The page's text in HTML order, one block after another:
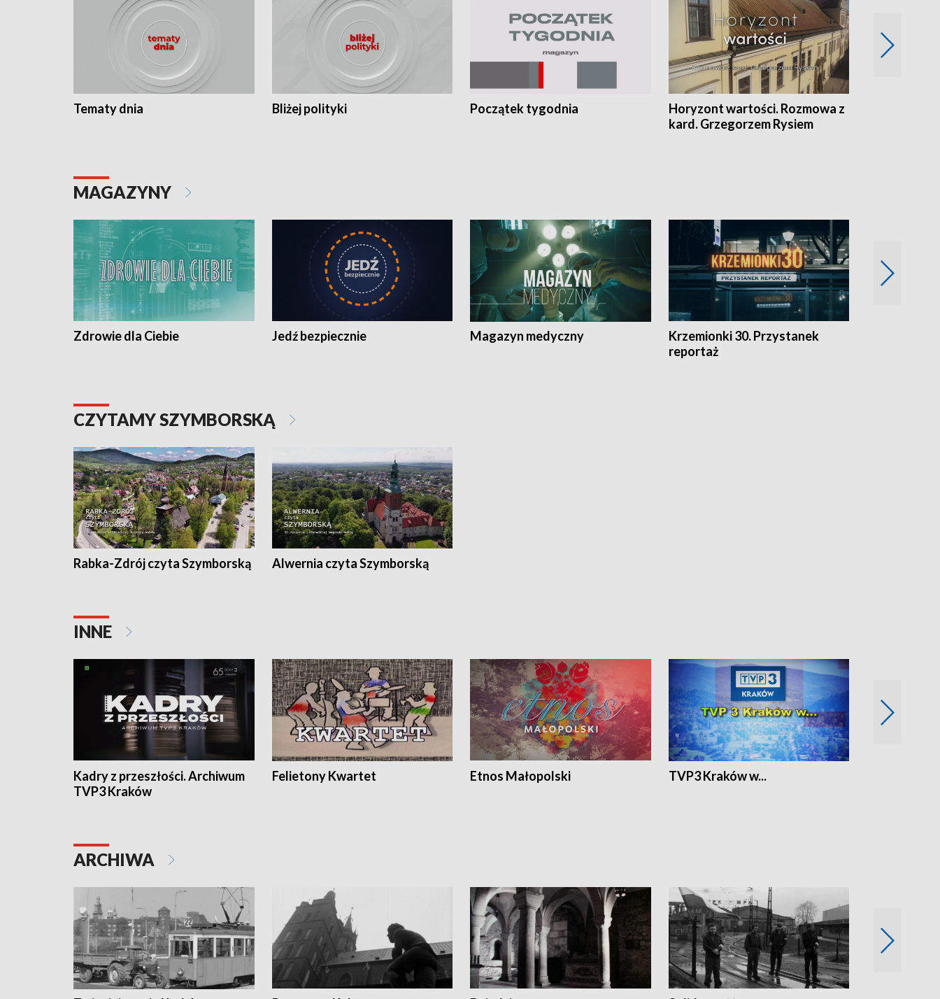
Tematy dnia Bliżej polityki Początek tygodnia
Horyzont wartości. Rozmowa z
kard. Grzegorzem Rysiem
MAGAZYNY
Zdrowie dla Ciebie Jedź bezpiecznie Magazyn medyczny
Krzemionki 30. Przystanek
reportaż
CZYTAMY SZYMBORSKĄ
Rabka-Zdrój czyta Szymborską Alwernia czyta Szymborską
INNE
Kadry z przeszłości. Archiwum
TVP3 Kraków
Felietony Kwartet Etnos Małopolski TVP3 Kraków w...
ARCHIWA